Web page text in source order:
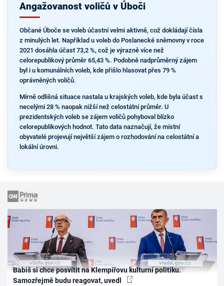
Angažovanost voličů v Úboči
Občané Úboče se voleb účastní velmi aktivně, což dokládají čísla
z minulých let. Například u voleb do Poslanecké sněmovny v roce
2021 dosáhla účast 73,2 %, což je výrazně více než
celorepublikový průměr 65,43 %. Podobně nadprůměrný zájem
byl i u komunálních voleb, kde přišlo hlasovat přes 79 %
oprávněných voličů.
Mírně odlišná situace nastala u krajských voleb, kde byla účast s
necelými 28 % naopak nižší než celostátní průměr. U
prezidentských voleb se zájem voličů pohyboval blízko
celorepublikových hodnot. Tato data naznačují, že místní
obyvatelé projevují největší zájem o rozhodování na celostátní a
lokální úrovni.
Babiš si chce posvítit na Klempířovu kulturní politiku.
Samozřejmě budu reagovat, uvedl